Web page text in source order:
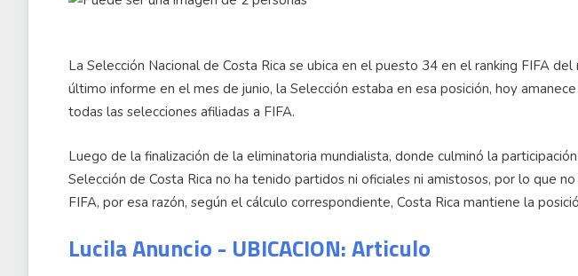
La Selección Nacional de Costa Rica se ubica en el puesto 34 en el ranking FIFA
último informe en el mes de junio, la Selección estaba en esa posición, hoy
todas las selecciones afiliadas a FIFA.
Luego de la finalización de la eliminatoria mundialista, donde culminó la
Selección de Costa Rica no ha tenido partidos ni oficiales ni amistosos, por lo que
FIFA, por esa razón, según el cálculo correspondiente, Costa Rica mantiene la
Lucila Anuncio - UBICACION: Articulo